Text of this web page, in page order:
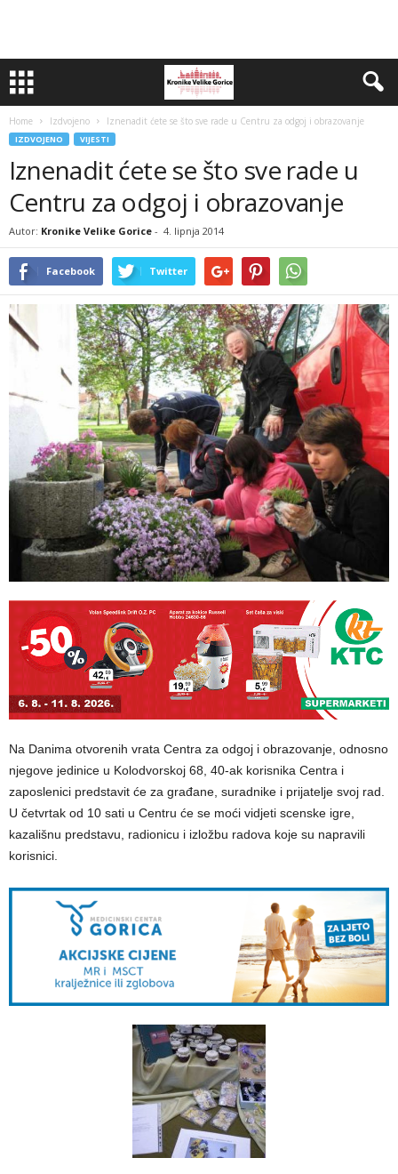
Home Izdvojeno Iznenadit ćete se što sve rade u Centru za odgoj i obrazovanje
IZDVOJENO VIJESTI
Iznenadit ćete se što sve rade u
Centru za odgoj i obrazovanje
Autor: Kronike Velike Gorice - 4. lipnja 2014
Facebook Twitter
Na Danima otvorenih vrata Centra za odgoj i obrazovanje, odnosno
njegove jedinice u Kolodvorskoj 68, 40-ak korisnika Centra i
zaposlenici predstavit će za građane, suradnike i prijatelje svoj rad.
U četvrtak od 10 sati u Centru će se moći vidjeti scenske igre,
kazališnu predstavu, radionicu i izložbu radova koje su napravili
korisnici.